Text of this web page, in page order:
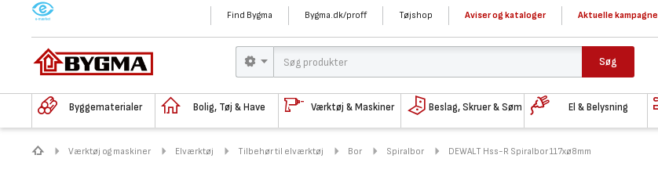
M Find Bygma Bygma.dk/proff Tøjshop Aviser og kataloger Aktuelle kampagne
Søg
Byggematerialer Bolig, Tøj & Have Værktøj & Maskiner Beslag, Skruer & Søm El & Belysning
Værktøj og maskiner Elværktøj Tilbehør til elværktøj Bor Spiralbor DEWALT Hss-R Spiralbor 117xø8mm